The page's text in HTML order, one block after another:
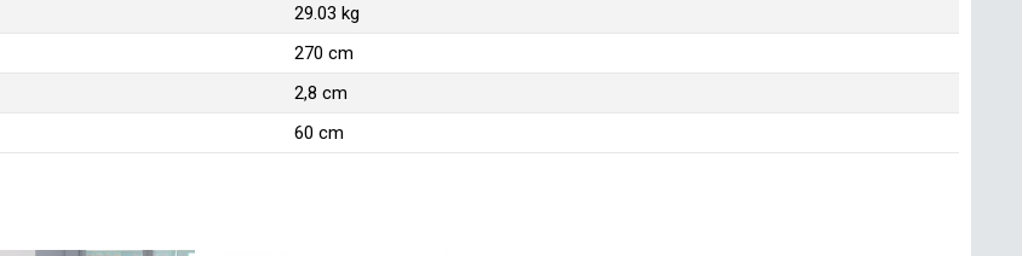
29.03 kg
270 cm
2,8 cm
60 cm